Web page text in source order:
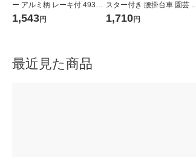
ー アルミ柄 レーキ付 49397
36502464 1丁（直送品）
1,543円
スター付き 腰掛台車 園芸 C
ute 1個
1,710円
最近見た商品